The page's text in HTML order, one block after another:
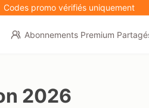
Codes promo vérifiés uniquement
Abonnements Premium
2026